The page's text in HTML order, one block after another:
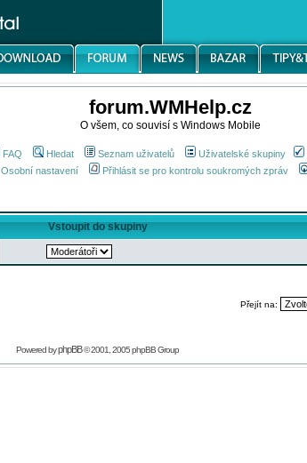
forum.WMHelp.cz
O všem, co souvisí s Windows Mobile
FAQ Hledat Seznam uživatelů Uživatelské skupiny
Osobní nastavení
Přihlásit se pro kontrolu soukromých zpráv
Vstoupit do skupiny
Přejít na:
Powered byphpBB© 2001, 2005 phpBB Group